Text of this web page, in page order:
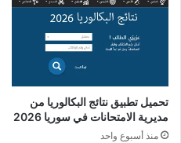
تحميل تطبيق نتائج البكالوريا من
مديرية الامتحانات في سوريا 2026
منذ أسبوع واحد